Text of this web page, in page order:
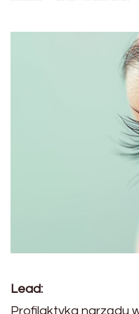
Lead:
Profilaktyka narządu